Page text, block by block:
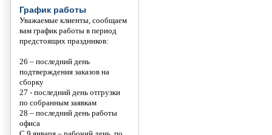
График работы
Уважаемые клиенты, сообщаем
вам график работы в период
предстоящих праздников:
26 – последний день
подтверждения заказов на
сборку
27 - последний день отгрузки
по собранным заявкам
28 – последний день работы
офиса